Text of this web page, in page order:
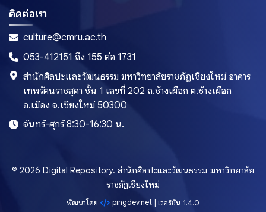
ติดต่อเรา
culture@cmru.ac.th
053-412151 ถึง 155 ต่อ 1731
สำนักศิลปะและวัฒนธรรม มหาวิทยาลัยราชภัฏเชียงใหม่ อาคาร
เทพรัตนราชสุดา ชั้น 1 เลขที่ 202 ถ.ช้างเผือก ต.ช้างเผือก
อ.เมือง จ.เชียงใหม่ 50300
จันทร์-ศุกร์ 8:30-16:30 น.
© 2026 Digital Repository. สำนักศิลปะและวัฒนธรรม มหาวิทยาลัย
ราชภัฏเชียงใหม่
พัฒนาโดย pingdev.net | เวอร์ชัน 1.4.0